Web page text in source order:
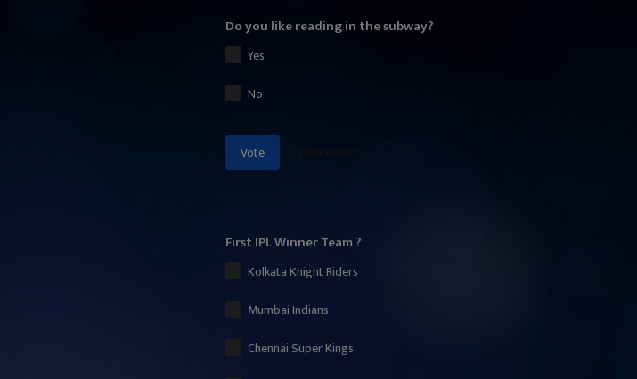
Do you like reading in the subway?
Yes
No
Vote
First IPL Winner Team ?
Kolkata Knight Riders
Mumbai Indians
Chennai Super Kings